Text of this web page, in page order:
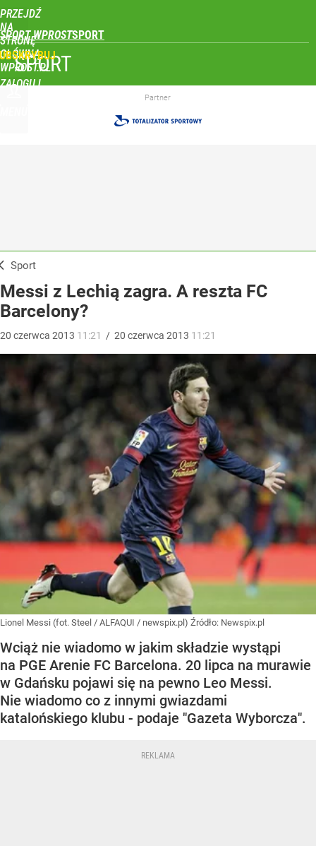
PRZEJDŹ
NA
STRONĘ
GŁÓWNĄ
WPROST.PL
SPORT WPROST
ZALOGUJ
SPORT
Partner
Sport
Messi z Lechią zagra. A reszta FC
Barcelony?
20 czerwca 2013 11:21 / 20 czerwca 2013 11:21
Lionel Messi (fot. Steel / ALFAQUI / newspix.pl) Źródło: Newspix.pl
Wciąż nie wiadomo w jakim składzie wystąpi
na PGE Arenie FC Barcelona. 20 lipca na murawie
w Gdańsku pojawi się na pewno Leo Messi.
Nie wiadomo co z innymi gwiazdami
katalońskiego klubu - podaje "Gazeta Wyborcza".